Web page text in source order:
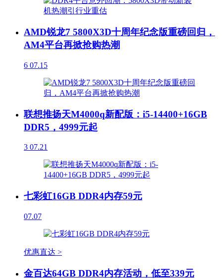
AMD锐龙7 5800X3D十周年纪念版重磅回归，
AM4平台再掀抢购热潮
6 07.15
联想推扬天M4000q新配版：i5-14400+16GB
DDR5，4999元起
3 07.21
七彩虹16GB DDR4内存59元
07.07
优惠直达 >
金百达64GB DDR4内存活动，低至339元